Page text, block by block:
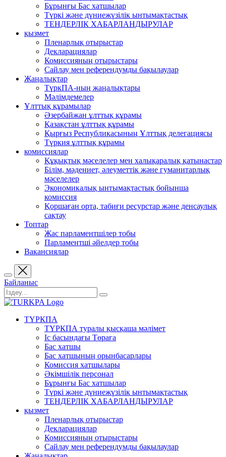
Бұрынғы Бас хатшылар
Түркі және дүниежүзілік ынтымақтастық
ТЕНДЕРЛІК ХАБАРЛАНДЫРУЛАР
қызмет
Пленарлық отырыстар
Декларациялар
Комиссияның отырыстары
Сайлау мен референдумды бақылаулар
Жаңалықтар
ТүркПА-ның жаңалықтары
Мәлімдемелер
Ұлттық құрамылар
Әзербайжан ұлттық құрамы
Қазақстан ұлттық құрамы
Қырғыз Республикасының Ұлттық делегациясы
Түркия ұлттық құрамы
комиссиялар
Құқықтық мәселелер мен халықаралық қатынастар
Білім, мәдениет, әлеуметтік және гуманитарлық
мәселелер
Экономикалық ынтымақтастық бойынша
комиссия
Қоршаған орта, табиғи ресурстар және денсаулық
сақтау
Топтар
Жас парламентшілер тобы
Парламентші әйелдер тобы
Вакансиялар
Байланыс
ТҮРКПА
ТҮРКПА туралы қысқаша мәлімет
Iс басындағы Төраға
Бас хатшы
Бас хатшының орынбасарлары
Комиссия хатшылары
Әкімшілік персонал
Бұрынғы Бас хатшылар
Түркі және дүниежүзілік ынтымақтастық
ТЕНДЕРЛІК ХАБАРЛАНДЫРУЛАР
қызмет
Пленарлық отырыстар
Декларациялар
Комиссияның отырыстары
Сайлау мен референдумды бақылаулар